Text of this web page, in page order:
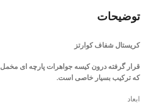
توضیحات
کریستال شفاف کوارتز
قرار گرفته درون کیسه جواهرات پارچه ای مخمل
که ترکیب بسیار خاصی است.
ابعاد